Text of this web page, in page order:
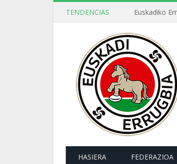
TENDENCIAS
HASIERA FEDERAZIOA